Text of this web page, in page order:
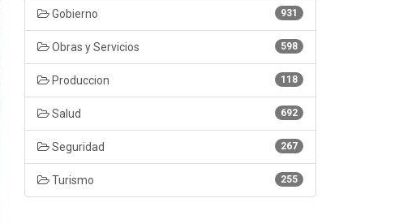
931
Gobierno
598
Obras y Servicios
118
Produccion
692
Salud
267
Seguridad
255
Turismo